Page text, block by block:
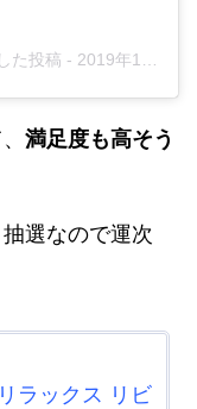
た投稿 - 2019年12月月14日午前4時00分PST
満足度も高そう
選なので運次
ラックス リビ